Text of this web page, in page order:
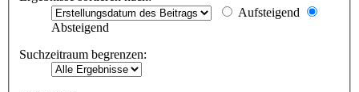
Aufsteigend
Absteigend
Suchzeitraum begrenzen: